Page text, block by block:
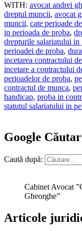
WITH: avocat andrei
dreptul muncii, avocat
muncii, cate perioade
in perioada de proba,
drepturile salariatului in
perioadei de proba,
incetarea contractului
incetare a contractului
perioadelor de proba,
contractul de munca,
handicap, proba in
statutul salariatului in
Google
Caută după:
Cabinet Avocat
Gheorghe”
Articole